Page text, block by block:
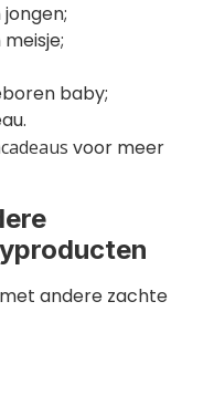
baby;
voor meer
andere zachte